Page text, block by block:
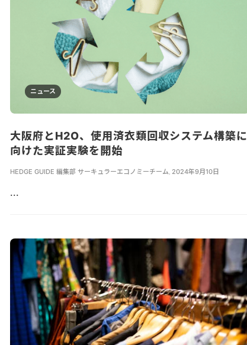
ニュース
大阪府とH2O、使用済衣類回収システム構築に
向けた実証実験を開始
HEDGE GUIDE 編集部 サーキュラーエコノミーチーム 2024年9月10日
...